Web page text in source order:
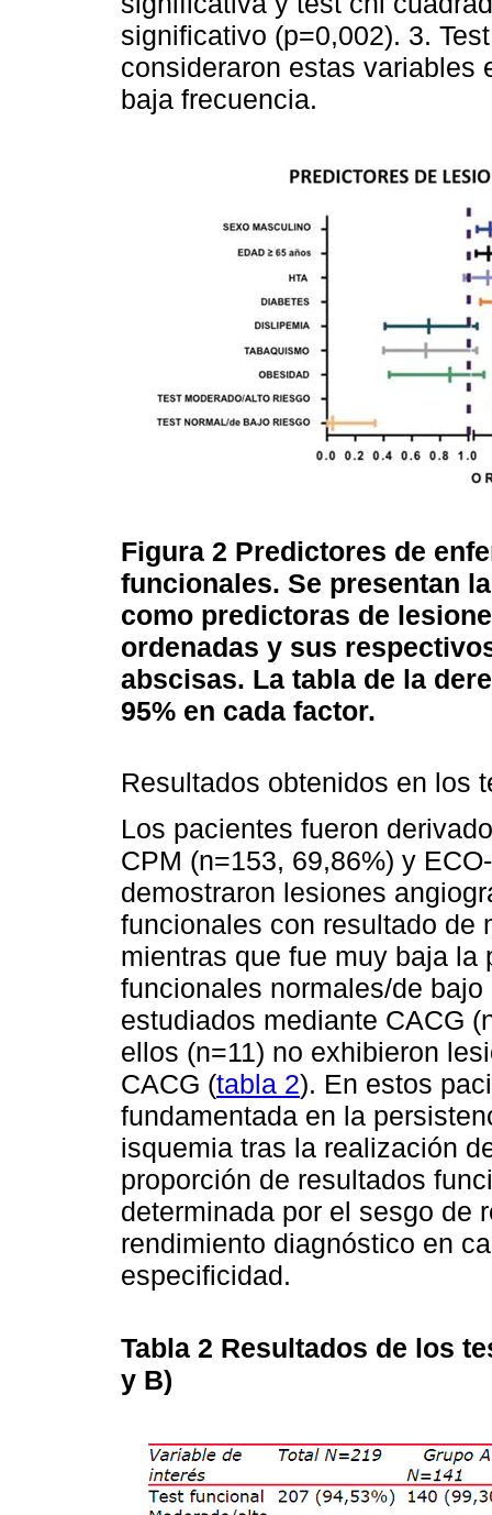
significativo (p=0,002). 3.
consideraron estas variables
baja frecuencia.
Figura 2 Predictores de
funcionales. Se presentan
como predictoras de
ordenadas y sus
abscisas. La tabla de la
95% en cada factor.
Resultados obtenidos en los
Los pacientes fueron
CPM (n=153, 69,86%) y
demostraron lesiones
funcionales con resultado de
mientras que fue muy baja
funcionales normales/de
estudiados mediante CACG
ellos (n=11) no exhibieron
CACG (tabla 2). En estos
fundamentada en la
isquemia tras la realización
proporción de resultados
determinada por el sesgo de
rendimiento diagnóstico en
especificidad.
Tabla 2 Resultados de los
y B)